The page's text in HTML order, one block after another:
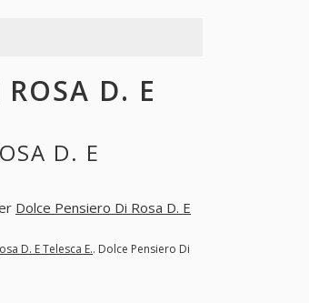
D. E
D. E
Dolce Pensiero Di Rosa D. E
D. E Telesca E.. Dolce Pensiero Di